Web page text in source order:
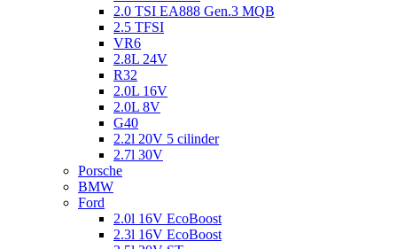
2.0 TSI EA888 Gen.3 MQB
2.5 TFSI
VR6
2.8L 24V
R32
2.0L 16V
2.0L 8V
G40
2.2l 20V 5 cilinder
2.7l 30V
Porsche
BMW
Ford
2.0l 16V EcoBoost
2.3l 16V EcoBoost